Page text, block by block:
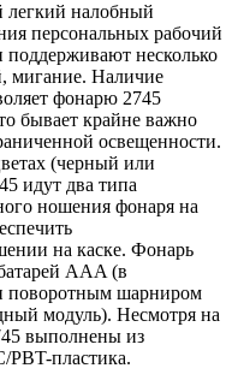
налобный
персональных рабочий
несколько
мигание. Наличие
фонарю 2745
бывает крайне важно
освещенности.
(черный или
идут два типа
ношения фонаря на
на каске. Фонарь
AAA (в
поворотным шарниром
модуль). Несмотря на
выполнены из
PBT-пластика.